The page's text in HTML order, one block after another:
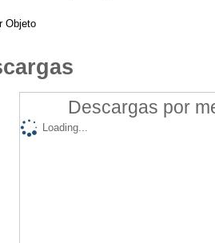
Objeto
Descargas por
Loading...